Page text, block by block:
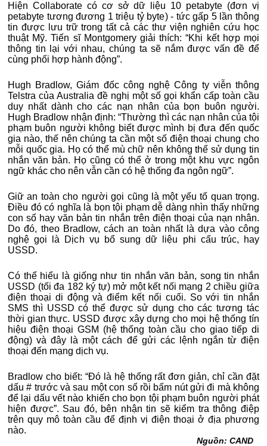
Hiện Collaborate có cơ sở dữ liệu 10 petabyte (đơn vị
petabyte tương đương 1 triệu tỷ byte) - tức gấp 5 lần thông
tin được lưu trữ trong tất cả các thư viện nghiên cứu học
thuật Mỹ. Tiến sĩ Montgomery giải thích: “Khi kết hợp mọi
thông tin lại với nhau, chúng ta sẽ nắm được vấn đề để
cùng phối hợp hành động”.
Hugh Bradlow, Giám đốc công nghệ Công ty viễn thông
Telstra của Australia đề nghị một số gọi khẩn cấp toàn cầu
duy nhất dành cho các nạn nhân của bọn buôn người.
Hugh Bradlow nhận định: “Thường thì các nạn nhân của tội
phạm buôn người không biết được mình bị đưa đến quốc
gia nào, thế nên chúng ta cần một số điện thoại chung cho
mỗi quốc gia. Họ có thể mù chữ nên không thể sử dụng tin
nhắn văn bản. Họ cũng có thể ở trong một khu vực ngôn
ngữ khác cho nên vẫn cần có hệ thống đa ngôn ngữ”.
Giữ an toàn cho người gọi cũng là một yếu tố quan trọng.
Điều đó có nghĩa là bọn tội phạm dễ dàng nhìn thấy những
con số hay văn bản tin nhắn trên điện thoại của nạn nhân.
Do đó, theo Bradlow, cách an toàn nhất là dựa vào công
nghệ gọi là Dịch vụ bổ sung dữ liệu phi cấu trúc, hay
USSD.
Có thể hiểu là giống như tin nhắn văn bản, song tin nhắn
USSD (tối đa 182 ký tự) mở một kết nối mạng 2 chiều giữa
điện thoại di động và điểm kết nối cuối. So với tin nhắn
SMS thì USSD có thể được sử dụng cho các tương tác
thời gian thực. USSD được xây dựng cho mọi hệ thống tín
hiệu điện thoại GSM (hệ thống toàn cầu cho giao tiếp di
động) và đây là một cách để gửi các lệnh ngắn từ điện
thoại đến mạng dịch vụ.
Bradlow cho biết: “Đó là hệ thống rất đơn giản, chỉ cần đặt
dấu # trước và sau một con số rồi bấm nút gửi đi mà không
để lại dấu vết nào khiến cho bọn tội phạm buôn người phát
hiện được”. Sau đó, bên nhận tin sẽ kiểm tra thông điệp
trên quy mô toàn cầu để định vị điện thoại ở địa phương
nào.
Nguồn: CAND